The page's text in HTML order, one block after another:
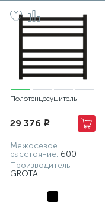
Полотенцесушитель
Vento 630х600 черный
29 376 i
Межосевое
расстояние: 600
Производитель:
GROTA